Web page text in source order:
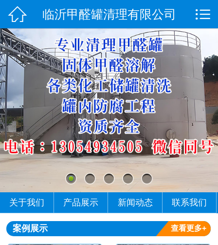
 网站首页
关于我们
产品展示
新闻动态
联系我们
 临沂甲醛罐清理有限公司 
关于我们 产品展示 新闻动态 联系我们
案例展示 查看更多+